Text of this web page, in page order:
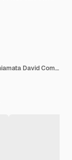
Un biglietto da visita per una compagnia chiamata David Company.